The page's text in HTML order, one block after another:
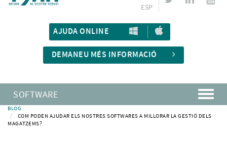
ESP
AJUDA ONLINE
DEMANEU MÉS INFORMACIÓ
SOFTWARE
BLOG
COM PODEN AJUDAR ELS NOSTRES SOFTWARES A MILLORAR LA GESTIÓ DELS
MAGATZEMS?